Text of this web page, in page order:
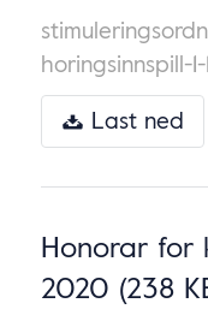
horingsinnspill-
Last ned
Honorar for
2020 (238